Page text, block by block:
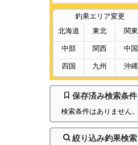
釣果エリア変更
北海道
東北 関東
中部 関西 中国
四国 九州 沖縄
保存済み検索条件
検索条件はありません。
絞り込み釣果検索